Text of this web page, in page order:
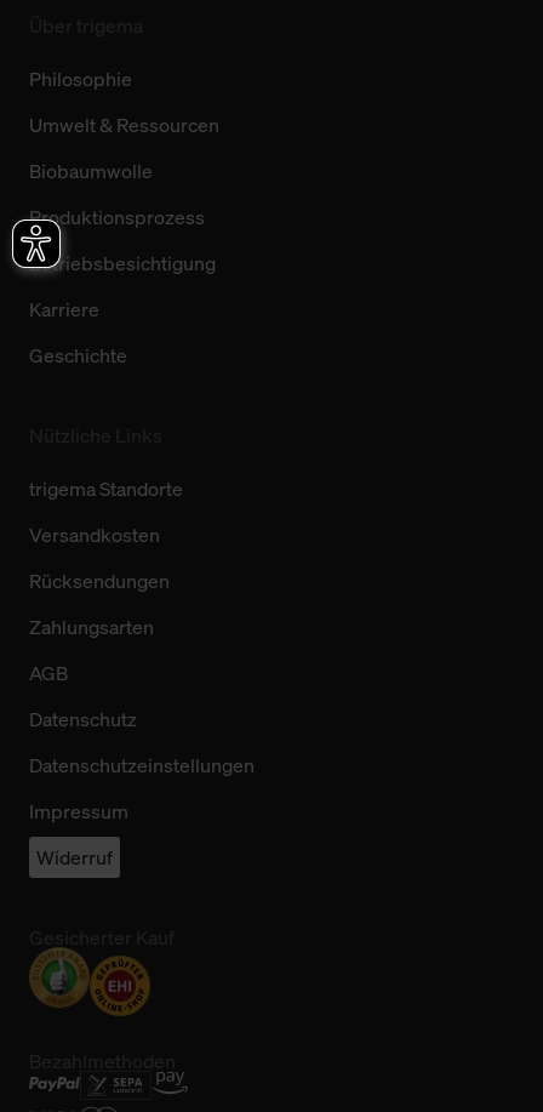
Philosophie
Umwelt & Ressourcen
Biobaumwolle
Produktionsprozess
Betriebsbesichtigung
Karriere
Geschichte
trigema Standorte
Versandkosten
Rücksendungen
Zahlungsarten
AGB
Datenschutz
Datenschutzeinstellungen
Impressum
Widerruf